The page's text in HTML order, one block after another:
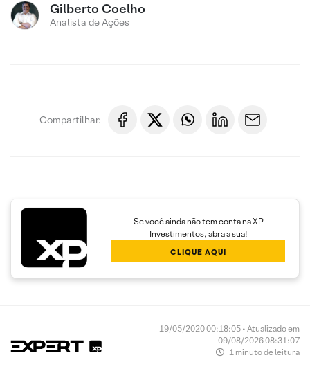
Gilberto Coelho
Analista de Ações
Compartilhar:
Se você ainda não tem conta na XP
Investimentos, abra a sua!
CLIQUE AQUI
19/05/2020 00:18:05 • Atualizado em
09/08/2026 08:31:07
1 minuto de leitura